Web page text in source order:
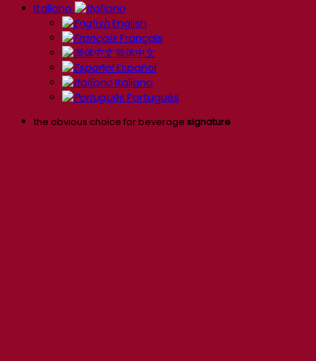
Italiano
English
Français
简体中文
Español
Italiano
Português
the obvious choice for beverage signature